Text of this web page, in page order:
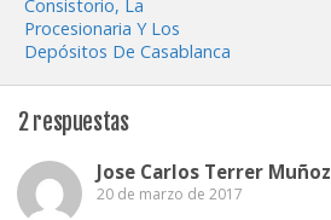
Consistorio, La
Procesionaria Y Los
Depósitos De Casablanca
2 respuestas
Jose Carlos Terrer Muñoz
20 de marzo de 2017